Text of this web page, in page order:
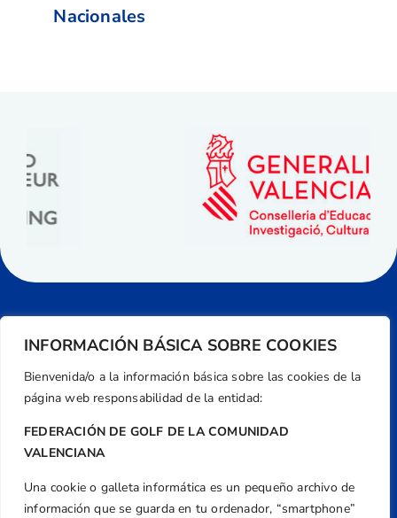
INFORMACIÓN BÁSICA SOBRE COOKIES
Bienvenida/o a la información básica sobre las cookies de la
página web responsabilidad de la entidad:
FEDERACIÓN DE GOLF DE LA COMUNIDAD
VALENCIANA
Una cookie o galleta informática es un pequeño archivo de
información que se guarda en tu ordenador, “smartphone”
Nacionales
Dirección